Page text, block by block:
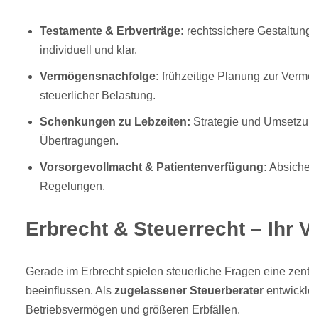
Testamente & Erbverträge: rechtssichere
individuell und klar.
Vermögensnachfolge: frühzeitige Planung zur
steuerlicher Belastung.
Schenkungen zu Lebzeiten: Strategie und
Übertragungen.
Vorsorgevollmacht & Patientenverfügung:
Regelungen.
Erbrecht & Steuerrecht – Ihr
Gerade im Erbrecht spielen steuerliche Fragen eine
beeinflussen. Als zugelassener Steuerberater
Betriebsvermögen und größeren Erbfällen.